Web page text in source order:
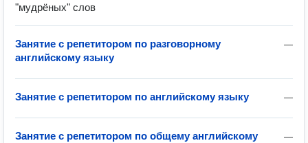
"мудрёных" слов
—
Занятие с репетитором по разговорному
английскому языку
—
Занятие с репетитором по английскому языку
—
Занятие с репетитором по общему английскому